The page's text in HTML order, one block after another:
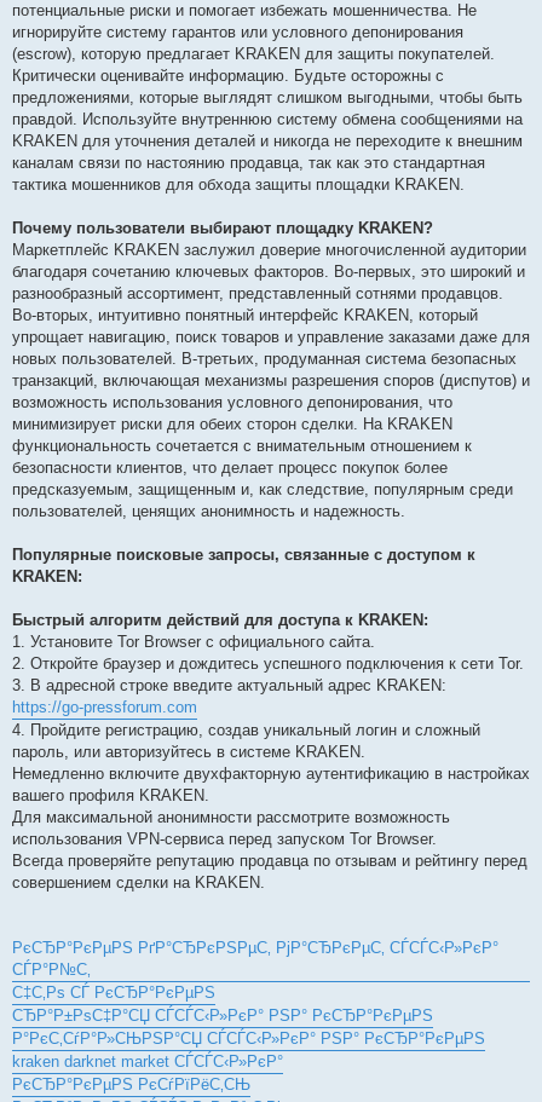
потенциальные риски и помогает избежать мошенничества. Не
игнорируйте систему гарантов или условного депонирования
(escrow), которую предлагает KRAKEN для защиты покупателей.
Критически оценивайте информацию. Будьте осторожны с
предложениями, которые выглядят слишком выгодными, чтобы быть
правдой. Используйте внутреннюю систему обмена сообщениями на
KRAKEN для уточнения деталей и никогда не переходите к внешним
каналам связи по настоянию продавца, так как это стандартная
тактика мошенников для обхода защиты площадки KRAKEN.
Почему пользователи выбирают площадку KRAKEN?
Маркетплейс KRAKEN заслужил доверие многочисленной аудитории
благодаря сочетанию ключевых факторов. Во-первых, это широкий и
разнообразный ассортимент, представленный сотнями продавцов.
Во-вторых, интуитивно понятный интерфейс KRAKEN, который
упрощает навигацию, поиск товаров и управление заказами даже для
новых пользователей. В-третьих, продуманная система безопасных
транзакций, включающая механизмы разрешения споров (диспутов) и
возможность использования условного депонирования, что
минимизирует риски для обеих сторон сделки. На KRAKEN
функциональность сочетается с внимательным отношением к
безопасности клиентов, что делает процесс покупок более
предсказуемым, защищенным и, как следствие, популярным среди
пользователей, ценящих анонимность и надежность.
Популярные поисковые запросы, связанные с доступом к
KRAKEN:
Быстрый алгоритм действий для доступа к KRAKEN:
1. Установите Tor Browser с официального сайта.
2. Откройте браузер и дождитесь успешного подключения к сети Tor.
3. В адресной строке введите актуальный адрес KRAKEN:
https://go-pressforum.com
4. Пройдите регистрацию, создав уникальный логин и сложный
пароль, или авторизуйтесь в системе KRAKEN.
Немедленно включите двухфакторную аутентификацию в настройках
вашего профиля KRAKEN.
Для максимальной анонимности рассмотрите возможность
использования VPN-сервиса перед запуском Tor Browser.
Всегда проверяйте репутацию продавца по отзывам и рейтингу перед
совершением сделки на KRAKEN.
РєСЂР°РєРµРЅ РґР°СЂРєРЅРµС‚ РјР°СЂРєРµС‚ СЃСЃС‹Р»РєР°
СЃР°Р№С‚
С‡С‚Рѕ СЃ РєСЂР°РєРµРЅ
СЂР°Р±РѕС‡Р°СЏ СЃСЃС‹Р»РєР° РЅР° РєСЂР°РєРµРЅ
Р°РєС‚СѓР°Р»СЊРЅР°СЏ СЃСЃС‹Р»РєР° РЅР° РєСЂР°РєРµРЅ
kraken darknet market СЃСЃС‹Р»РєР°
РєСЂР°РєРµРЅ РєСѓРїРёС‚СЊ